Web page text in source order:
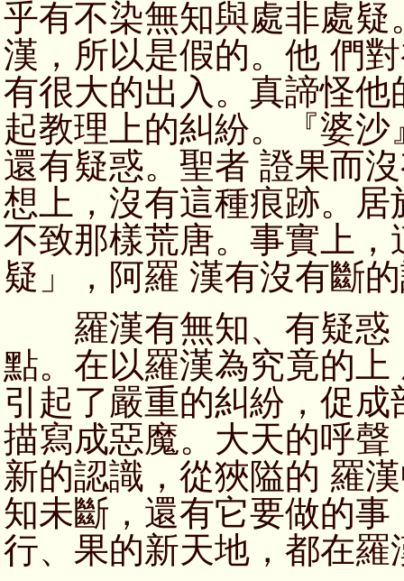
乎有不染無知與處非處
漢，所以是假的。他 們
有很大的出入。真諦怪
起教理上的糾紛。『婆
還有疑惑。聖者 證果而
想上，沒有這種痕跡。
不致那樣荒唐。事實上
疑」，阿羅 漢有沒有斷
羅漢有無知、有疑惑
點。在以羅漢為究竟的
引起了嚴重的糾紛，促
描寫成惡魔。大天的呼
新的認識，從狹隘的 羅
知未斷，還有它要做的
行、果的新天地，都在